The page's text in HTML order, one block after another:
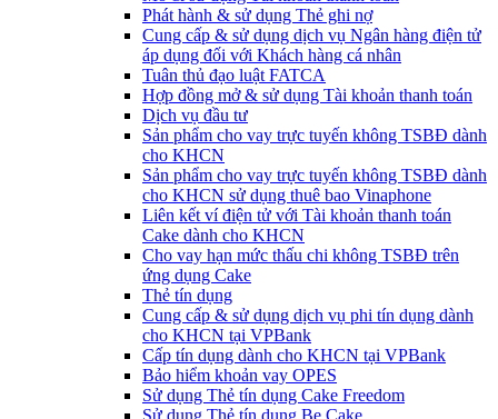
Phát hành & sử dụng Thẻ ghi nợ
Cung cấp & sử dụng dịch vụ Ngân hàng điện tử
áp dụng đối với Khách hàng cá nhân
Tuân thủ đạo luật FATCA
Hợp đồng mở & sử dụng Tài khoản thanh toán
Dịch vụ đầu tư
Sản phẩm cho vay trực tuyến không TSBĐ dành
cho KHCN
Sản phẩm cho vay trực tuyến không TSBĐ dành
cho KHCN sử dụng thuê bao Vinaphone
Liên kết ví điện tử với Tài khoản thanh toán
Cake dành cho KHCN
Cho vay hạn mức thấu chi không TSBĐ trên
ứng dụng Cake
Thẻ tín dụng
Cung cấp & sử dụng dịch vụ phi tín dụng dành
cho KHCN tại VPBank
Cấp tín dụng dành cho KHCN tại VPBank
Bảo hiểm khoản vay OPES
Sử dụng Thẻ tín dụng Cake Freedom
Sử dụng Thẻ tín dụng Be Cake